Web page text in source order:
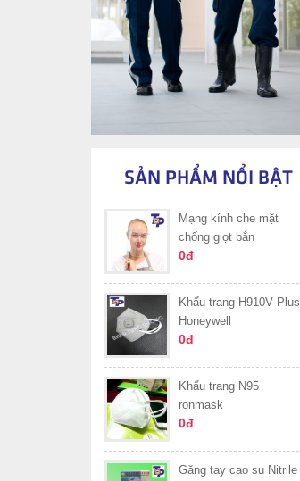
SẢN PHẨM NỔI BẬT
Mạng kính che mặt
chống giọt bắn
0đ
Khẩu trang H910V Plus
Honeywell
0đ
Khẩu trang N95
ronmask
0đ
Găng tay cao su Nitrile